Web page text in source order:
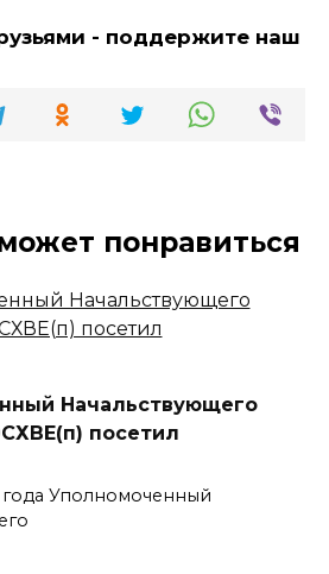
- поддержите наш
понравиться
Начальствующего
посетил
года Уполномоченный